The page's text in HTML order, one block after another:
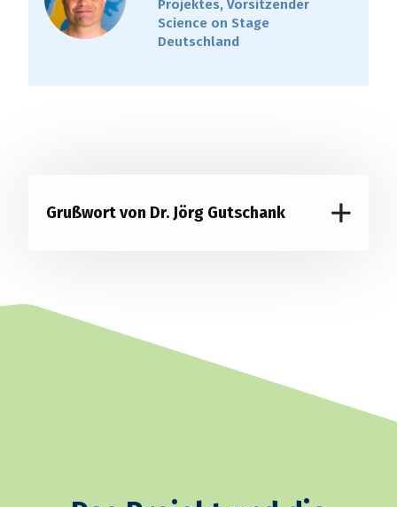
Baumpatenschaft
Projektes, Vorsitzender
Science on Stage
Deutschland
Grußwort von Dr. Jörg Gutschank